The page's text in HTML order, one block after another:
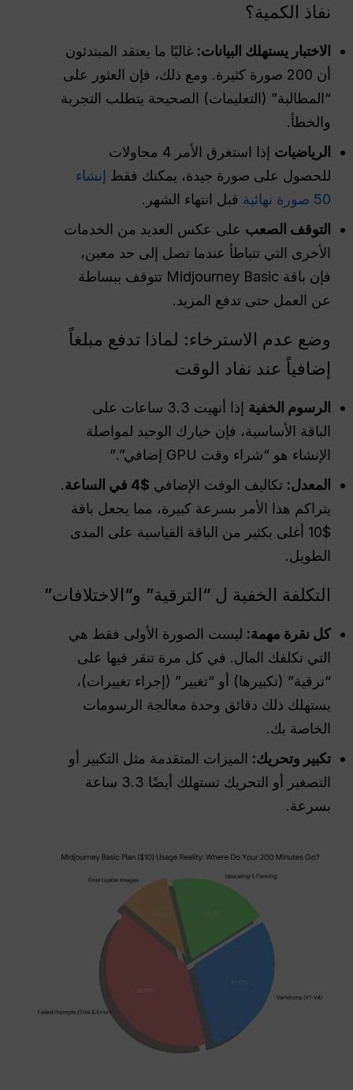
نفاذ الكمية؟
الاختبار يستهلك البيانات: غالبًا ما يعتقد المبتدئون
أن 200 صورة كثيرة. ومع ذلك، فإن العثور على
“المطالبة” (التعليمات) الصحيحة يتطلب التجربة
والخطأ.
الرياضيات
إذا استغرق الأمر 4 محاولات
للحصول على صورة جيدة، يمكنك فقط إنشاء
50 صورة نهائية
قبل انتهاء الشهر.
التوقف الصعب على عكس العديد من الخدمات
الأخرى التي تتباطأ عندما تصل إلى حد معين،
فإن باقة Midjourney Basic تتوقف ببساطة
عن العمل حتى تدفع المزيد.
وضع عدم الاسترخاء: لماذا تدفع مبلغاً
إضافياً عند نفاد الوقت
الرسوم الخفية
إذا أنهيت 3.3 ساعات على
الباقة الأساسية، فإن خيارك الوحيد لمواصلة
الإنشاء هو “شراء وقت GPU إضافي”.”
المعدل: تكاليف الوقت الإضافي $4 في الساعة
.
يتراكم هذا الأمر بسرعة كبيرة، مما يجعل باقة
$10 أغلى بكثير من الباقة القياسية على المدى
الطويل.
التكلفة الخفية ل “الترقية” و“الاختلافات”
كل نقرة مهمة: ليست الصورة الأولى فقط هي
التي تكلفك المال. في كل مرة تنقر فيها على
“ترقية” (تكبيرها) أو “تغيير” (إجراء تغييرات)،
يستهلك ذلك دقائق وحدة معالجة الرسومات
الخاصة بك.
تكبير وتحريك: الميزات المتقدمة مثل التكبير أو
التصغير أو التحريك تستهلك أيضًا 3.3 ساعة
بسرعة.